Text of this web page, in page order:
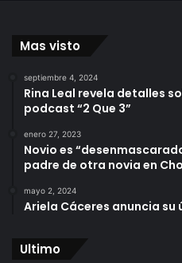
Mas visto
septiembre 4, 2024
Rina Leal revela detalles
podcast “2 Que 3”
enero 27, 2023
Novio es
padre de otra novia en
mayo 2, 2024
Ariela Cáceres anuncia su
Ultimo